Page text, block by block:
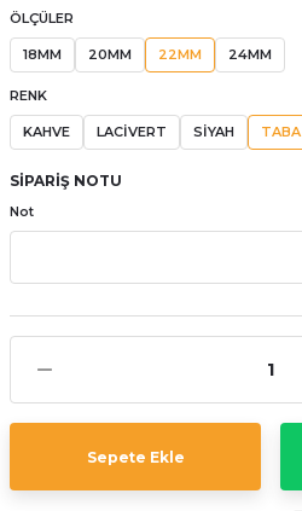
Pili
ÖLÇÜLER
18MM 20MM 22MM 24MM
RENK
KAHVE LACİVERT SİYAH TABA
SİPARİŞ NOTU
Not
Sepete Ekle